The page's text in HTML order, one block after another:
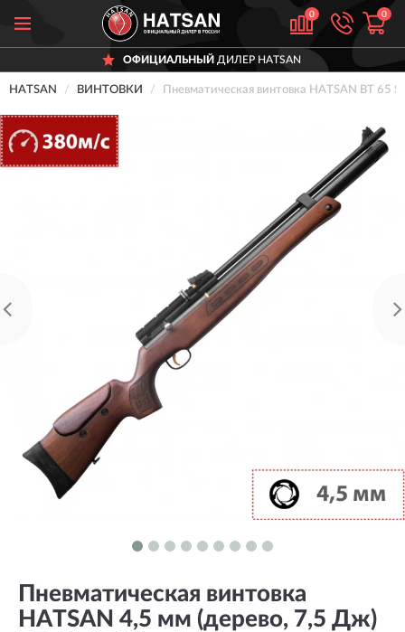
0 0
ОФИЦИАЛЬНЫЙДИЛЕР HATSAN
HATSAN ВИНТОВКИ Пневматическая винтовка HATSAN BT 65
Пневматическая винтовка
HATSAN 4,5 мм (дерево, 7,5 Дж)